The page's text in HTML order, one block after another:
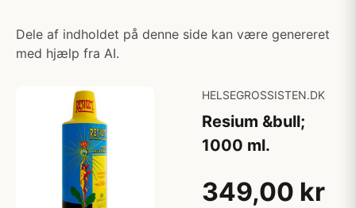
Dele af indholdet på denne side kan være genereret
med hjælp fra AI.
HELSEGROSSISTEN.DK
Resium &bull;
1000 ml.
349,00 kr